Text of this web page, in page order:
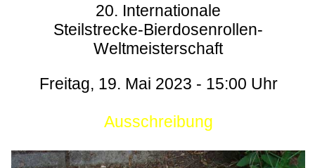
20. Internationale
Steilstrecke-Bierdosenrollen-
Weltmeisterschaft
Freitag, 19. Mai 2023 - 15:00 Uhr
Ausschreibung